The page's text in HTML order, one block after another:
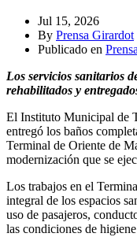
Jul 15, 2026
By Prensa Girardot
Publicado en Prensa
Los servicios sanitarios
rehabilitados y
El Instituto Municipal de
entregó los baños
Terminal de Oriente de
modernización que se
Los trabajos en el
integral de los espacios
uso de pasajeros,
las condiciones de